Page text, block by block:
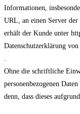
Informationen,
URL, an einen Server
erhält der Kunde unter
Datenschutzerklärung
.
Ohne die schriftliche
personenbezogenen
denn, dass dieses